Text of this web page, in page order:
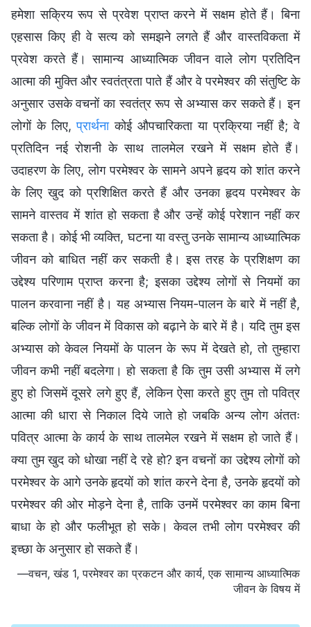
हमेशा सक्रिय रूप से प्रवेश प्राप्त करने में सक्षम होते हैं। बिना
एहसास किए ही वे सत्य को समझने लगते हैं और वास्तविकता में
प्रवेश करते हैं। सामान्य आध्यात्मिक जीवन वाले लोग प्रतिदिन
आत्मा की मुक्ति और स्वतंत्रता पाते हैं और वे परमेश्वर की संतुष्टि के
अनुसार उसके वचनों का स्वतंत्र रूप से अभ्यास कर सकते हैं। इन
लोगों के लिए,प्रार्थनाकोई औपचारिकता या प्रक्रिया नहीं है; वे
प्रतिदिन नई रोशनी के साथ तालमेल रखने में सक्षम होते हैं।
उदाहरण के लिए, लोग परमेश्वर के सामने अपने हृदय को शांत करने
के लिए खुद को प्रशिक्षित करते हैं और उनका हृदय परमेश्वर के
सामने वास्तव में शांत हो सकता है और उन्हें कोई परेशान नहीं कर
सकता है। कोई भी व्यक्ति, घटना या वस्तु उनके सामान्य आध्यात्मिक
जीवन को बाधित नहीं कर सकती है। इस तरह के प्रशिक्षण का
उद्देश्य परिणाम प्राप्त करना है; इसका उद्देश्य लोगों से नियमों का
पालन करवाना नहीं है। यह अभ्यास नियम-पालन के बारे में नहीं है,
बल्कि लोगों के जीवन में विकास को बढ़ाने के बारे में है। यदि तुम इस
अभ्यास को केवल नियमों के पालन के रूप में देखते हो, तो तुम्हारा
जीवन कभी नहीं बदलेगा। हो सकता है कि तुम उसी अभ्यास में लगे
हुए हो जिसमें दूसरे लगे हुए हैं, लेकिन ऐसा करते हुए तुम तो पवित्र
आत्मा की धारा से निकाल दिये जाते हो जबकि अन्य लोग अंततः
पवित्र आत्मा के कार्य के साथ तालमेल रखने में सक्षम हो जाते हैं।
क्या तुम खुद को धोखा नहीं दे रहे हो? इन वचनों का उद्देश्य लोगों को
परमेश्वर के आगे उनके हृदयों को शांत करने देना है, उनके हृदयों को
परमेश्वर की ओर मोड़ने देना है, ताकि उनमें परमेश्वर का काम बिना
बाधा के हो और फलीभूत हो सके। केवल तभी लोग परमेश्वर की
इच्छा के अनुसार हो सकते हैं।
—वचन, खंड 1, परमेश्वर का प्रकटन और कार्य, एक सामान्य आध्यात्मिक
जीवन के विषय में